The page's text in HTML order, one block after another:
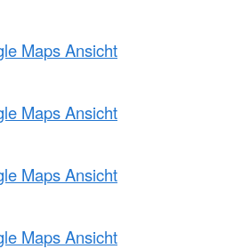
Maps Ansicht
Maps Ansicht
Maps Ansicht
Maps Ansicht